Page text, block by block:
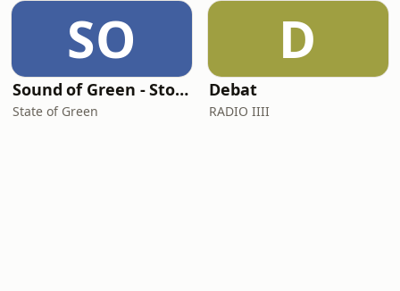
SO
Sound of Green - Stories from Denmark's green transition
State of Green
D
Debat
RADIO IIII